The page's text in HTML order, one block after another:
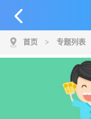
首页 > 专题列表